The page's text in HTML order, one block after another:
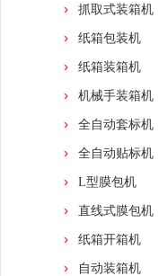
抓取式装箱机
纸箱包装机
纸箱装箱机
机械手装箱机
全自动套标机
全自动贴标机
L型膜包机
直线式膜包机
纸箱开箱机
自动装箱机